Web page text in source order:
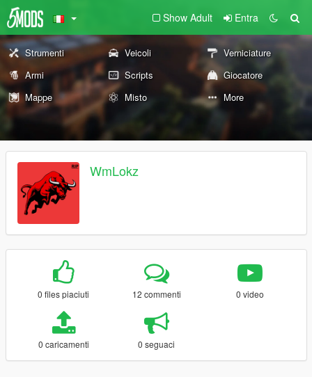
Show Adult Entra
Strumenti Veicoli
Verniciature
Armi
Scripts
Giocatore
Mappe
Misto More
WmLokz
0 files piaciuti 12 commenti 0 video
0 caricamenti 0 seguaci